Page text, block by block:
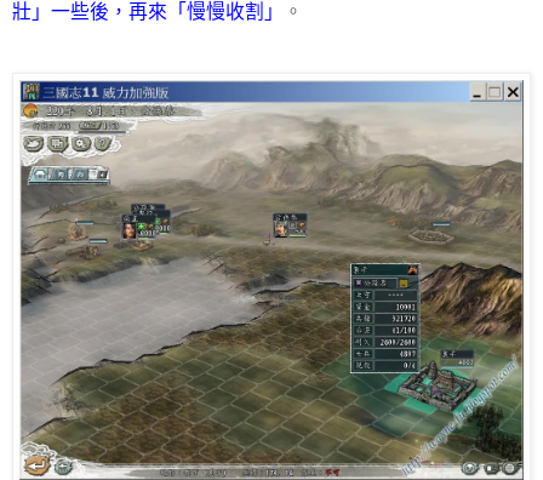
壯」一些後，再來「慢慢收割」
。